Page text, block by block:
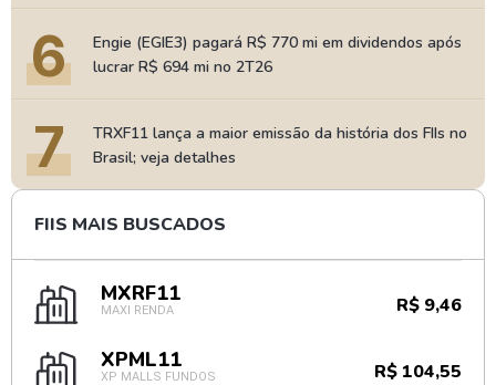
6
Engie (EGIE3) pagará R$ 770 mi em dividendos após
lucrar R$ 694 mi no 2T26
7
TRXF11 lança a maior emissão da história dos FIIs no
Brasil; veja detalhes
FIIS MAIS BUSCADOS
MXRF11
MAXI RENDA R$ 9,46
XPML11
XP MALLS FUNDOS R$ 104,55